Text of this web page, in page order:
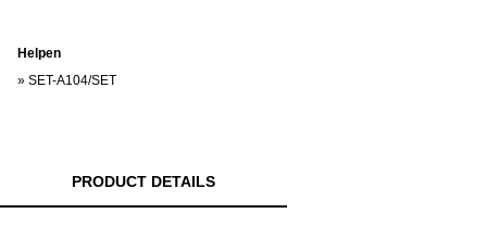
Helpen
» SET-A104/SET
PRODUCT DETAILS